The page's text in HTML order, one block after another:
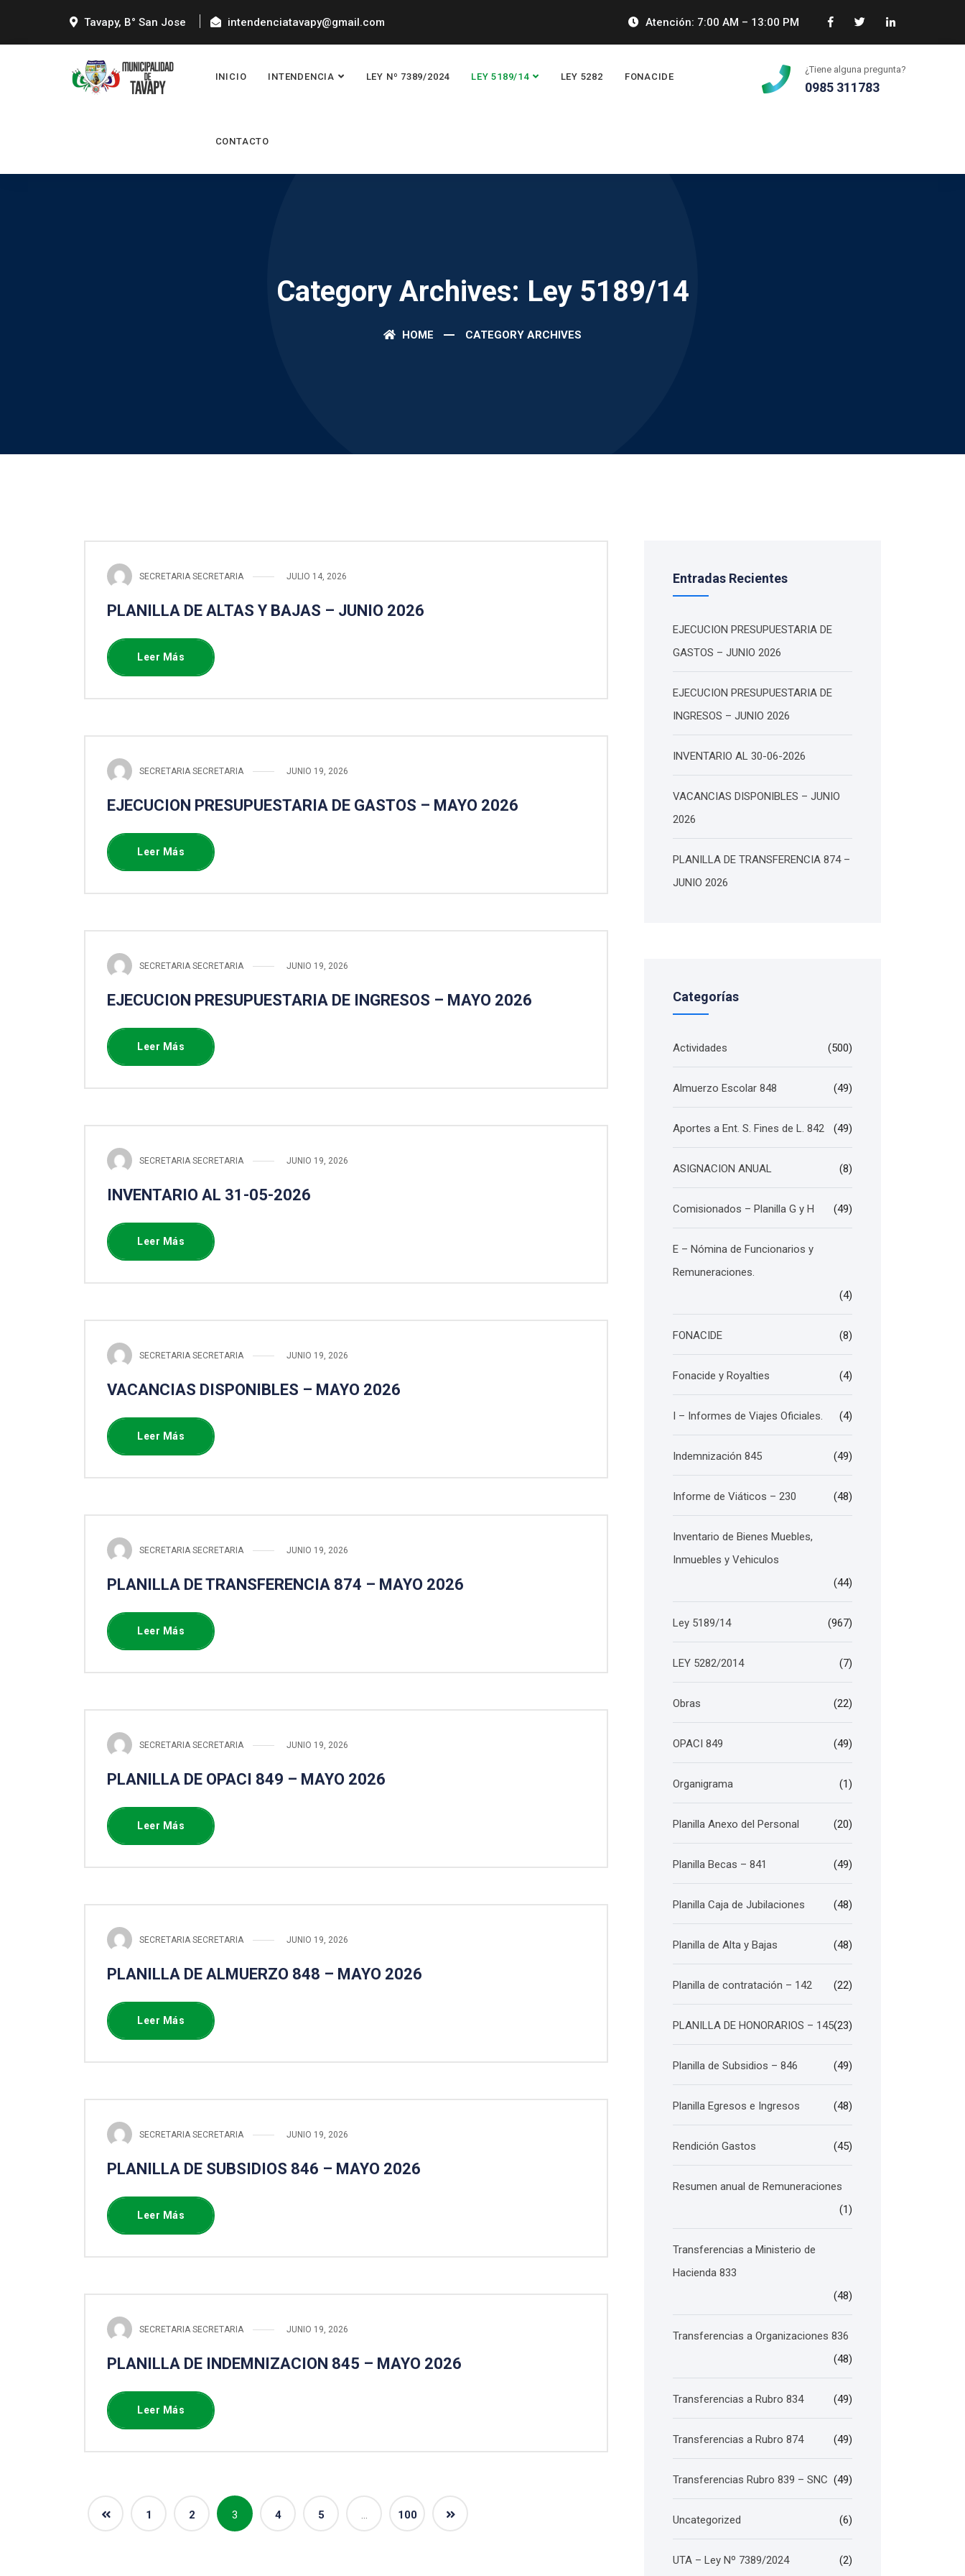
Tavapy, B° San Jose intendenciatavapy@gmail.com Atención: 7:00 AM – 13:00 PM
¿Tiene alguna pregunta?
0985 311783
INICIO INTENDENCIA LEY Nº 7389/2024 LEY 5189/14 LEY 5282 FONACIDE
CONTACTO
Category Archives: Ley 5189/14
HOME CATEGORY ARCHIVES
SECRETARIA SECRETARIA JULIO 14, 2026
PLANILLA DE ALTAS Y BAJAS – JUNIO 2026
Leer Más
SECRETARIA SECRETARIA JUNIO 19, 2026
EJECUCION PRESUPUESTARIA DE GASTOS – MAYO 2026
Leer Más
SECRETARIA SECRETARIA JUNIO 19, 2026
EJECUCION PRESUPUESTARIA DE INGRESOS – MAYO 2026
Leer Más
SECRETARIA SECRETARIA JUNIO 19, 2026
INVENTARIO AL 31-05-2026
Leer Más
SECRETARIA SECRETARIA JUNIO 19, 2026
VACANCIAS DISPONIBLES – MAYO 2026
Leer Más
SECRETARIA SECRETARIA JUNIO 19, 2026
PLANILLA DE TRANSFERENCIA 874 – MAYO 2026
Leer Más
SECRETARIA SECRETARIA JUNIO 19, 2026
PLANILLA DE OPACI 849 – MAYO 2026
Leer Más
SECRETARIA SECRETARIA JUNIO 19, 2026
PLANILLA DE ALMUERZO 848 – MAYO 2026
Leer Más
SECRETARIA SECRETARIA JUNIO 19, 2026
PLANILLA DE SUBSIDIOS 846 – MAYO 2026
Leer Más
SECRETARIA SECRETARIA JUNIO 19, 2026
PLANILLA DE INDEMNIZACION 845 – MAYO 2026
Leer Más
1 2 3 4 5 … 100
Entradas Recientes
EJECUCION PRESUPUESTARIA DE
GASTOS – JUNIO 2026
EJECUCION PRESUPUESTARIA DE
INGRESOS – JUNIO 2026
INVENTARIO AL 30-06-2026
VACANCIAS DISPONIBLES – JUNIO
2026
PLANILLA DE TRANSFERENCIA 874 –
JUNIO 2026
Categorías
Actividades (500)
Almuerzo Escolar 848 (49)
Aportes a Ent. S. Fines de L. 842 (49)
ASIGNACION ANUAL (8)
Comisionados – Planilla G y H (49)
E – Nómina de Funcionarios y
Remuneraciones.
(4)
FONACIDE (8)
Fonacide y Royalties (4)
I – Informes de Viajes Oficiales. (4)
Indemnización 845 (49)
Informe de Viáticos – 230 (48)
Inventario de Bienes Muebles,
Inmuebles y Vehiculos
(44)
Ley 5189/14 (967)
LEY 5282/2014 (7)
Obras (22)
OPACI 849 (49)
Organigrama (1)
Planilla Anexo del Personal (20)
Planilla Becas – 841 (49)
Planilla Caja de Jubilaciones (48)
Planilla de Alta y Bajas (48)
Planilla de contratación – 142 (22)
PLANILLA DE HONORARIOS – 145(23)
Planilla de Subsidios – 846 (49)
Planilla Egresos e Ingresos (48)
Rendición Gastos (45)
Resumen anual de Remuneraciones
(1)
Transferencias a Ministerio de
Hacienda 833
(48)
Transferencias a Organizaciones 836
(48)
Transferencias a Rubro 834 (49)
Transferencias a Rubro 874 (49)
Transferencias Rubro 839 – SNC (49)
Uncategorized (6)
UTA – Ley Nº 7389/2024 (2)